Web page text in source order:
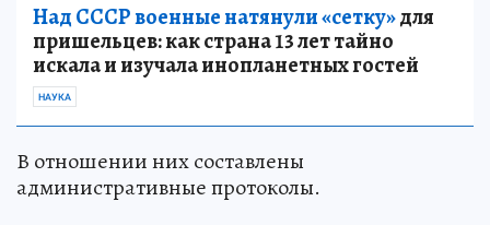
Над СССР военные натянули «сетку»для
пришельцев: как страна 13 лет тайно
искала и изучала инопланетных гостей
НАУКА
В отношении них составлены
административные протоколы.